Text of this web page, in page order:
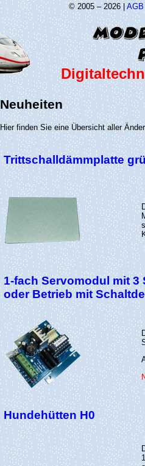
© 2005 – 2026 |AGB
Neuheiten
Hier finden Sie eine Übersicht aller
Trittschalldämmplatte
1-fach Servomodul mit
oder Betrieb mit
Hundehütten H0